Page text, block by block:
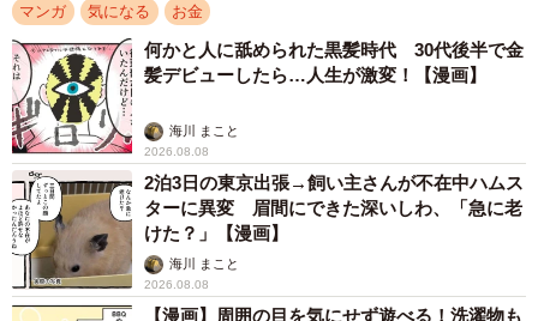
2/5
まさかの事態になっていた…！
学費を自分で支払う学生は少なくない
Tさんの体験に対し、「自分も同じような境遇だった」とい
う声が数多く寄せられました。
・母子家庭で経済的に苦しく、親戚に必ず返す約束で学費
マンガ 気になる お金
何かと人に舐められた黒髪時代 30代後半で金
髪デビューしたら…人生が激変！【漫画】
海川 まこと
2026.08.08
2泊3日の東京出張→飼い主さんが不在中ハムス
ターに異変 眉間にできた深いしわ、「急に老
けた？」【漫画】
海川 まこと
2026.08.08
【漫画】周囲の目を気にせず遊べる！洗濯物も